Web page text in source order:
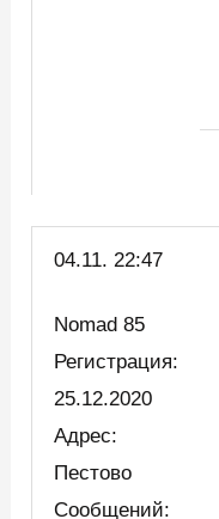
04.11. 22:47
Nomad 85
Регистрация:
25.12.2020
Адрес:
Пестово
Сообщений: